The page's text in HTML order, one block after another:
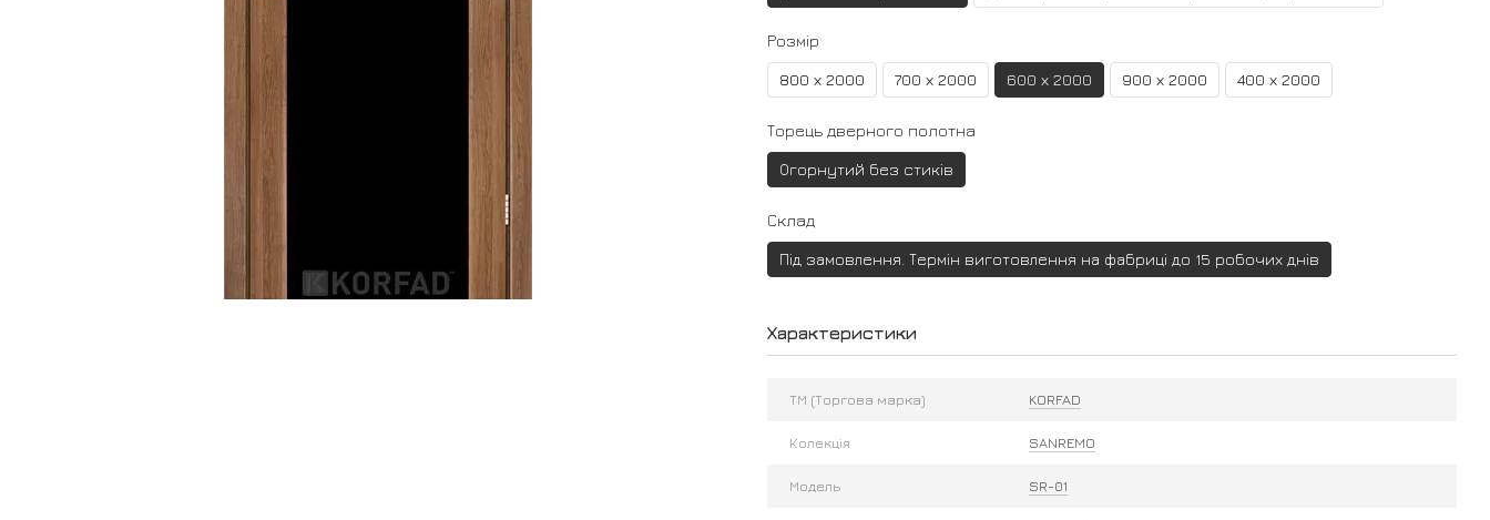
Розмір
800 х 2000 700 х 2000 600 х 2000 900 х 2000 400 х 2000
Торець дверного полотна
Огорнутий без стиків
Склад
Під замовлення. Термін виготовлення на фабриці до 15 робочих днів
Характеристики
ТМ (Торгова марка) KORFAD
Колекція SANREMO
Модель SR-01